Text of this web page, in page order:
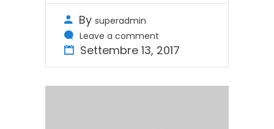
By superadmin
Leave a comment
Settembre 13, 2017